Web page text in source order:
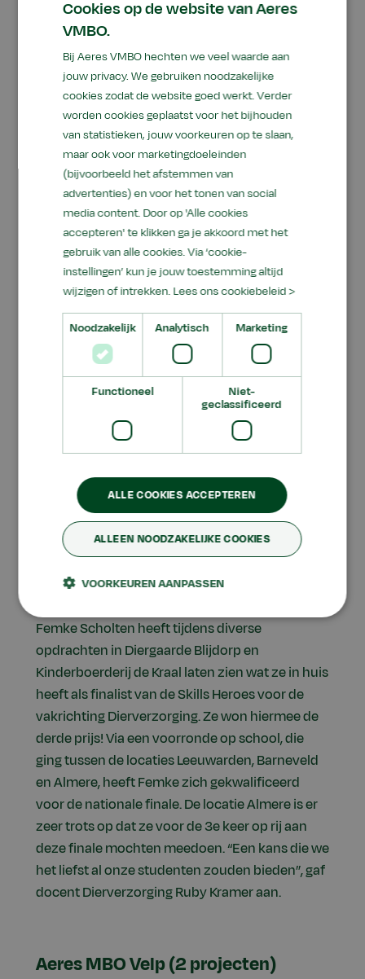
Sem en Storm (Klik hierom de foto te bekijken)
Aniek en Indiana (
om de foto te
Skills Heroes - mbo
Femke Scholten heeft tijdens diverse
opdrachten in Diergaarde Blijdorp en
Kinderboerderij de Kraal laten zien wat ze in huis
heeft als finalist van de Skills Heroes voor de
vakrichting Dierverzorging. Ze won hiermee de
derde prijs! Via een voorronde op school, die
ging tussen de locaties Leeuwarden, Barneveld
en Almere, heeft Femke zich gekwalificeerd
voor de nationale finale. De locatie Almere is er
zeer trots op dat ze voor de 3e keer op rij aan
deze finale mochten meedoen. “Een kans die we
het liefst al onze studenten zouden bieden”, gaf
docent Dierverzorging Ruby Kramer aan.
Aeres MBO Velp (2 projecten)
Cookies op de website van Aeres
VMBO.
Bij Aeres VMBO hechten we veel waarde aan
jouw privacy. We gebruiken noodzakelijke
cookies zodat de website goed werkt. Verder
worden cookies geplaatst voor het bijhouden
van statistieken, jouw voorkeuren op te slaan,
maar ook voor marketingdoeleinden
(bijvoorbeeld het afstemmen van
advertenties) en voor het tonen van social
media content. Door op 'Alle cookies
accepteren' te klikken ga je akkoord met het
gebruik van alle cookies. Via ‘cookie-
instellingen’ kun je jouw toestemming altijd
wijzigen of intrekken. Lees ons cookiebeleid >
Noodzakelijk Analytisch Marketing
Functioneel
Niet-
geclassificeerd
ALLE COOKIES ACCEPTEREN
ALLEEN NOODZAKELIJKE COOKIES
VOORKEUREN AANPASSEN